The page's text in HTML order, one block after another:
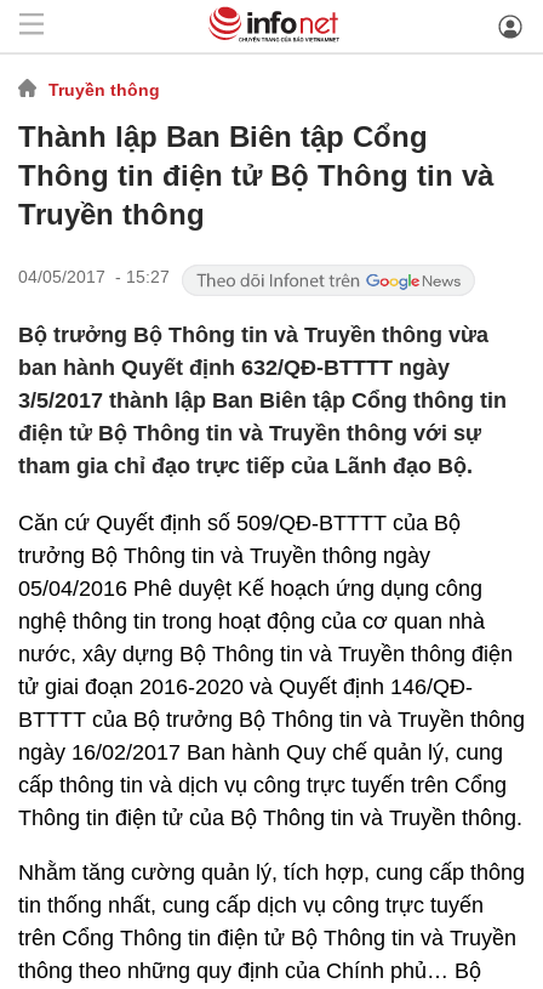
Truyền thông
Thành lập Ban Biên tập Cổng
Thông tin điện tử Bộ Thông tin và
Truyền thông
04/05/2017 - 15:27
Bộ trưởng Bộ Thông tin và Truyền thông vừa
ban hành Quyết định 632/QĐ-BTTTT ngày
3/5/2017 thành lập Ban Biên tập Cổng thông tin
điện tử Bộ Thông tin và Truyền thông với sự
tham gia chỉ đạo trực tiếp của Lãnh đạo Bộ.
Căn cứ Quyết định số 509/QĐ-BTTTT của Bộ
trưởng Bộ Thông tin và Truyền thông ngày
05/04/2016 Phê duyệt Kế hoạch ứng dụng công
nghệ thông tin trong hoạt động của cơ quan nhà
nước, xây dựng Bộ Thông tin và Truyền thông điện
tử giai đoạn 2016-2020 và Quyết định 146/QĐ-
BTTTT của Bộ trưởng Bộ Thông tin và Truyền thông
ngày 16/02/2017 Ban hành Quy chế quản lý, cung
cấp thông tin và dịch vụ công trực tuyến trên Cổng
Thông tin điện tử của Bộ Thông tin và Truyền thông.
Nhằm tăng cường quản lý, tích hợp, cung cấp thông
tin thống nhất, cung cấp dịch vụ công trực tuyến
trên Cổng Thông tin điện tử Bộ Thông tin và Truyền
thông theo những quy định của Chính phủ… Bộ